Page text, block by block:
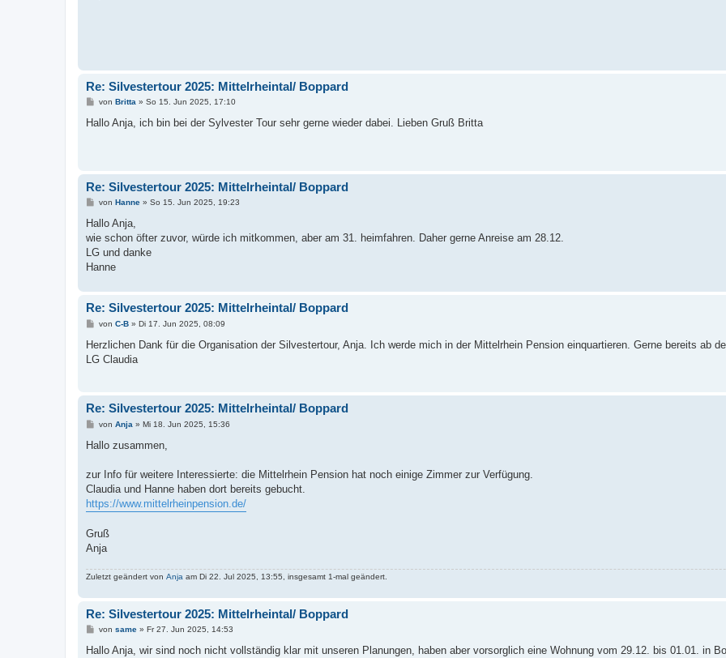
Re: Silvestertour 2025: Mittelrheintal/ Boppard
B
i
von Britta» So 15. Jun 2025, 17:10
Hallo Anja, ich bin bei der Sylvester Tour sehr gerne wieder dabei. Lieben Gruß Britta
Re: Silvestertour 2025: Mittelrheintal/ Boppard
B
i
r
a
von Hanne» So 15. Jun 2025, 19:23
Hallo Anja,
wie schon öfter zuvor, würde ich mitkommen, aber am 31. heimfahren. Daher gerne Anreise am 28.12.
LG und danke
Hanne
Re: Silvestertour 2025: Mittelrheintal/ Boppard
B
i
r
von C-B» Di 17. Jun 2025, 08:09
Herzlichen Dank für die Organisation der Silvestertour, Anja. Ich werde mich in der Mittelrhein Pension einquartieren. Gerne bereits ab
LG Claudia
Re: Silvestertour 2025: Mittelrheintal/ Boppard
B
i
a
von Anja » Mi 18. Jun 2025, 15:36
Hallo zusammen,
zur Info für weitere Interessierte: die Mittelrhein Pension hat noch einige Zimmer zur Verfügung.
Claudia und Hanne haben dort bereits gebucht.
https://www.mittelrheinpension.de/
Gruß
Anja
Zuletzt geändert von Anja am Di 22. Jul 2025, 13:55, insgesamt 1-mal geändert.
Re: Silvestertour 2025: Mittelrheintal/ Boppard
B
i
von same» Fr 27. Jun 2025, 14:53
Hallo Anja, wir sind noch nicht vollständig klar mit unseren Planungen, haben aber vorsorglich eine Wohnung vom 29.12. bis 01.01. in